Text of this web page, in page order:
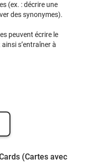
(ex. : décrire une
des synonymes).
peuvent écrire le
s’entraîner à
(Cartes avec